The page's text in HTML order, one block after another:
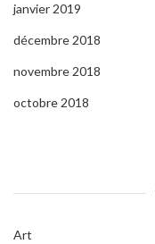
janvier 2019
décembre 2018
novembre 2018
octobre 2018
Art